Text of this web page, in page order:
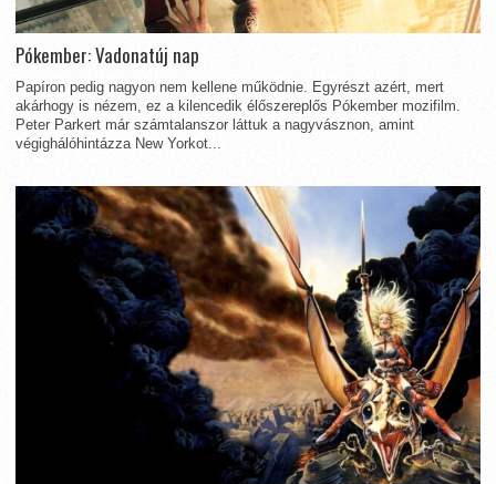
Pókember: Vadonatúj nap
Papíron pedig nagyon nem kellene működnie. Egyrészt azért, mert
akárhogy is nézem, ez a kilencedik élőszereplős Pókember mozifilm.
Peter Parkert már számtalanszor láttuk a nagyvásznon, amint
végighálóhintázza New Yorkot...